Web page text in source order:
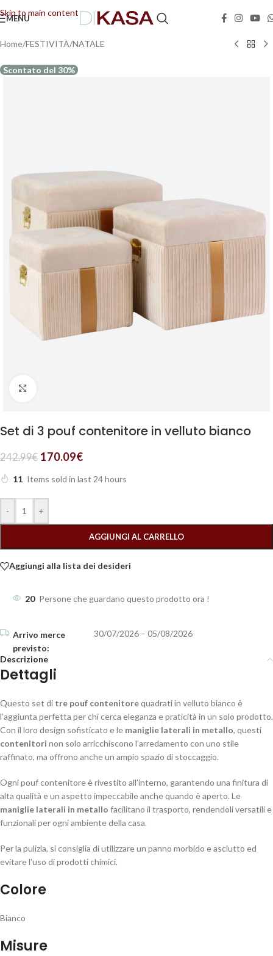
Skip to main content
MENU
Home/FESTIVITÀ/NATALE
Scontato del 30%
Set di 3 pouf contenitore in velluto bianco
242.99€ 170.09€
11 Items sold in last 24 hours
- +
AGGIUNGI AL CARRELLO
Aggiungi alla lista dei desideri
20 Persone che guardano questo prodotto ora !
30/07/2026 – 05/08/2026
Descrizione
Dettagli
Questo set di tre pouf contenitorequadrati in velluto bianco è
l’aggiunta perfetta per chi cerca eleganza e praticità in un solo prodotto.
Con il loro design sofisticato e le maniglie laterali in metallo, questi
contenitori non solo arricchiscono l’arredamento con uno stile
raffinato, ma offrono anche un ampio spazio di stoccaggio.
Ogni pouf contenitore è rivestito all’interno, garantendo una finitura di
alta qualità e un aspetto impeccabile anche quando è aperto. Le
maniglie laterali in metallo facilitano il trasporto, rendendoli versatili e
funzionali per ogni ambiente della casa.
Per la pulizia, si consiglia di utilizzare un panno morbido e asciutto ed
evitare l’uso di prodotti chimici.
Colore
Bianco
Misure